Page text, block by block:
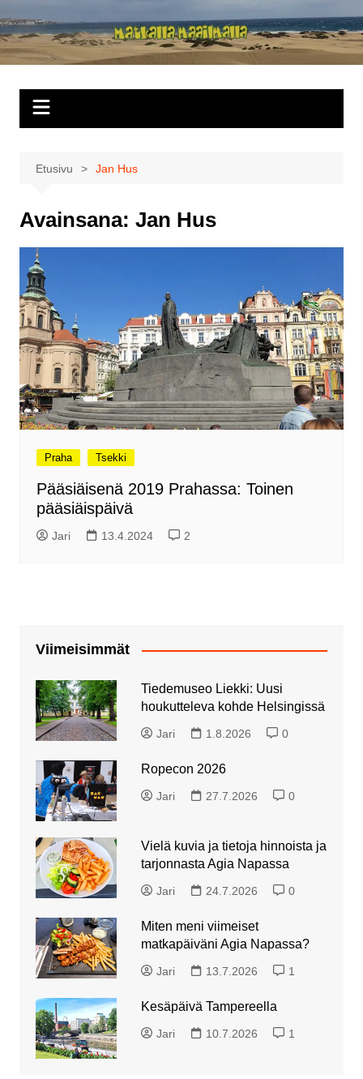
sisältöön
Matkalla
maailmalla
Etusivu Jan Hus
Avainsana: Jan Hus
Praha Tsekki
Pääsiäisenä 2019 Prahassa: Toinen
pääsiäispäivä
Jari 13.4.2024 2
Viimeisimmät
Tiedemuseo Liekki: Uusi
houkutteleva kohde Helsingissä
Jari 1.8.2026 0
Ropecon 2026
Jari 27.7.2026 0
Vielä kuvia ja tietoja hinnoista ja
tarjonnasta Agia Napassa
Jari 24.7.2026 0
Miten meni viimeiset
matkapäiväni Agia Napassa?
Jari 13.7.2026 1
Kesäpäivä Tampereella
Jari 10.7.2026 1